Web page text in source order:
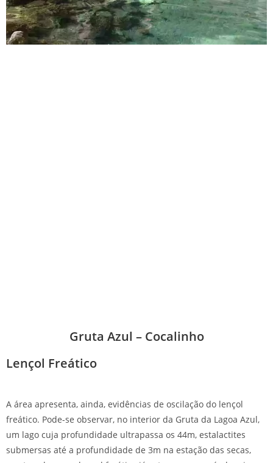
Gruta Azul – Cocalinho
Lençol Freático
A área apresenta, ainda, evidências de oscilação do lençol
freático. Pode-se observar, no interior da Gruta da Lagoa Azul,
um lago cuja profundidade ultrapassa os 44m, estalactites
submersas até a profundidade de 3m na estação das secas,